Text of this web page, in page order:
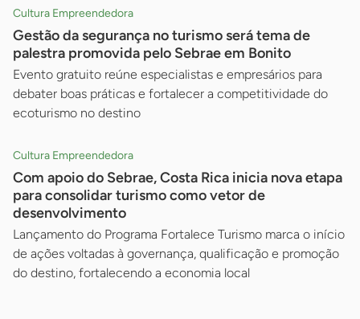
Cultura Empreendedora
Gestão da segurança no turismo será tema de
palestra promovida pelo Sebrae em Bonito
Evento gratuito reúne especialistas e empresários para
debater boas práticas e fortalecer a competitividade do
ecoturismo no destino
Cultura Empreendedora
Com apoio do Sebrae, Costa Rica inicia nova etapa
para consolidar turismo como vetor de
desenvolvimento
Lançamento do Programa Fortalece Turismo marca o início
de ações voltadas à governança, qualificação e promoção
do destino, fortalecendo a economia local